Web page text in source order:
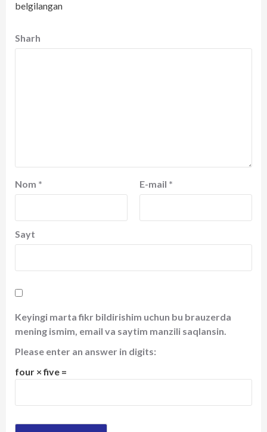
belgilangan
Sharh
Nom * E-mail *
Sayt
Keyingi marta fikr bildirishim uchun bu brauzerda
mening ismim, email va saytim manzili saqlansin.
Please enter an answer in digits:
four × five =